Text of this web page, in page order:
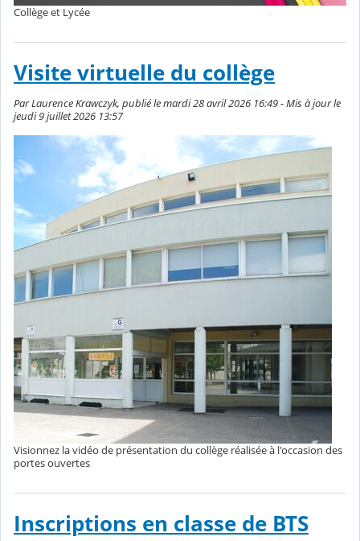
Collège et Lycée
Visite virtuelle du collège
Par Laurence Krawczyk, publié le mardi 28 avril 2026 16:49 - Mis à jour le
jeudi 9 juillet 2026 13:57
Visionnez la vidéo de présentation du collège réalisée à l'occasion des
portes ouvertes
Inscriptions en classe de BTS